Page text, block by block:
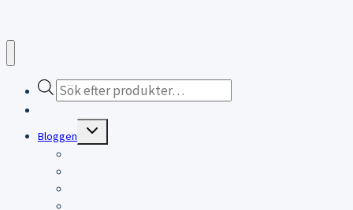
Products
search
Bloggen
Expand
child